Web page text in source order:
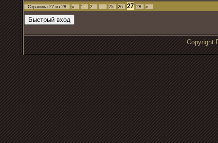
Страница 27 из 28 « 1 2 … 25 26 27 28 »
Copyright